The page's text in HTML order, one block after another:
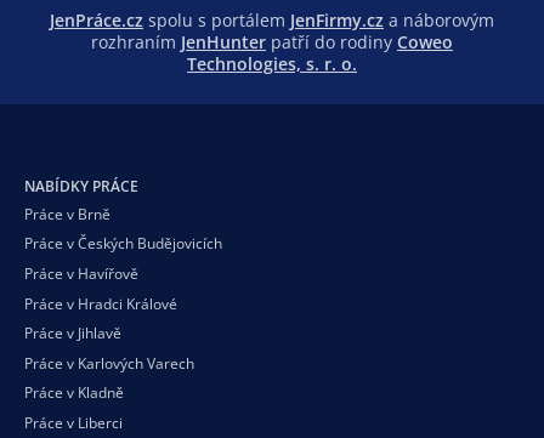
JenPráce.cz spolu s portálem JenFirmy.cz a náborovým
rozhraním JenHunter patří do rodiny Coweo
Technologies, s. r. o.
NABÍDKY PRÁCE
Práce v Brně
Práce v Českých Budějovicích
Práce v Havířově
Práce v Hradci Králové
Práce v Jihlavě
Práce v Karlových Varech
Práce v Kladně
Práce v Liberci